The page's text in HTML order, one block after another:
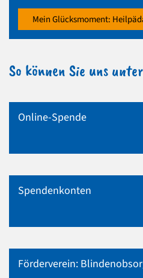
Mein Glücksmoment:
So können Sie uns
Online-Spende
Spendenkonten
Förderverein: